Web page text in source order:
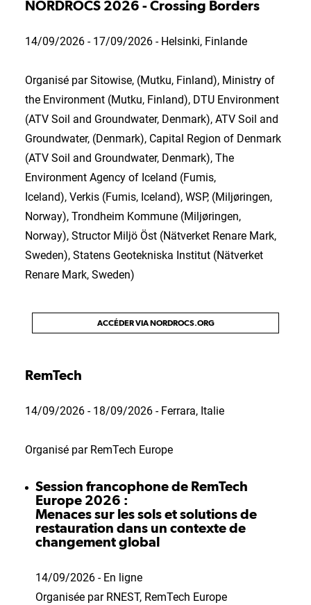
NORDROCS 2026 - Crossing Borders
14/09/2026 - 17/09/2026 - Helsinki, Finlande
Organisé par Sitowise, (Mutku, Finland), Ministry of
the Environment (Mutku, Finland), DTU Environment
(ATV Soil and Groundwater, Denmark), ATV Soil and
Groundwater, (Denmark), Capital Region of Denmark
(ATV Soil and Groundwater, Denmark), The
Environment Agency of Iceland (Fumis,
Iceland), Verkis (Fumis, Iceland), WSP, (Miljøringen,
Norway), Trondheim Kommune (Miljøringen,
Norway), Structor Miljö Öst (Nätverket Renare Mark,
Sweden), Statens Geotekniska Institut (Nätverket
Renare Mark, Sweden)
ACCÉDER VIA NORDROCS.ORG
RemTech
14/09/2026 - 18/09/2026 - Ferrara, Italie
Organisé par RemTech Europe
Session francophone de RemTech
Europe 2026 :
Menaces sur les sols et solutions de
restauration dans un contexte de
changement global
14/09/2026 - En ligne
Organisée par RNEST, RemTech Europe